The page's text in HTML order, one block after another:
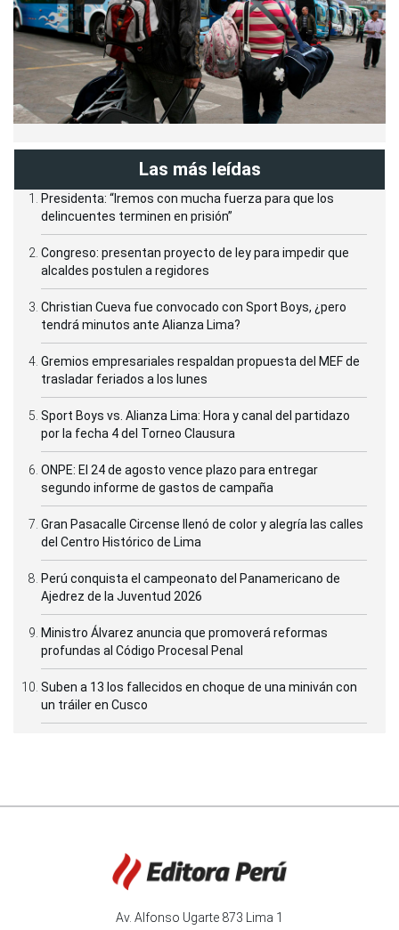
Las más leídas
Presidenta: “Iremos con mucha fuerza para que los
delincuentes terminen en prisión”
Congreso: presentan proyecto de ley para impedir que
alcaldes postulen a regidores
Christian Cueva fue convocado con Sport Boys, ¿pero
tendrá minutos ante Alianza Lima?
Gremios empresariales respaldan propuesta del MEF de
trasladar feriados a los lunes
Sport Boys vs. Alianza Lima: Hora y canal del partidazo
por la fecha 4 del Torneo Clausura
ONPE: El 24 de agosto vence plazo para entregar
segundo informe de gastos de campaña
Gran Pasacalle Circense llenó de color y alegría las calles
del Centro Histórico de Lima
Perú conquista el campeonato del Panamericano de
Ajedrez de la Juventud 2026
Ministro Álvarez anuncia que promoverá reformas
profundas al Código Procesal Penal
Suben a 13 los fallecidos en choque de una miniván con
un tráiler en Cusco
Av. Alfonso Ugarte 873 Lima 1